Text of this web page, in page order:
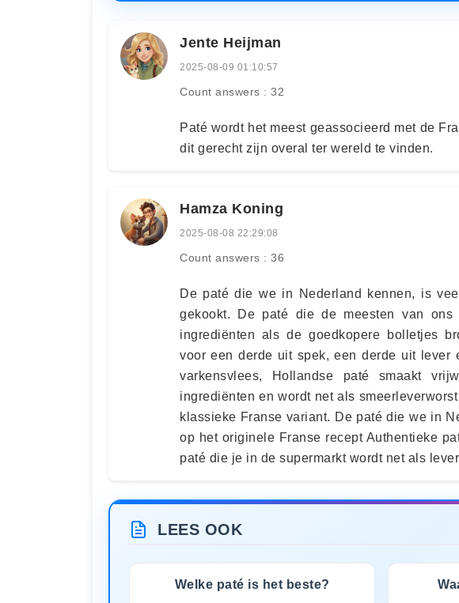
Jente Heijman
2025-08-09 01:10:57
Count answers : 32
Paté wordt het meest geassocieerd met de
dit gerecht zijn overal ter wereld te vinden.
Hamza Koning
2025-08-08 22:29:08
Count answers : 36
De paté die we in Nederland kennen, is
gekookt. De paté die de meesten van ons
ingrediënten als de goedkopere bolletjes
voor een derde uit spek, een derde uit lever
varkensvlees, Hollandse paté smaakt
ingrediënten en wordt net als
klassieke Franse variant. De paté die we in
op het originele Franse recept Authentieke
paté die je in de supermarkt wordt net als
LEES OOK
Welke paté is het beste?